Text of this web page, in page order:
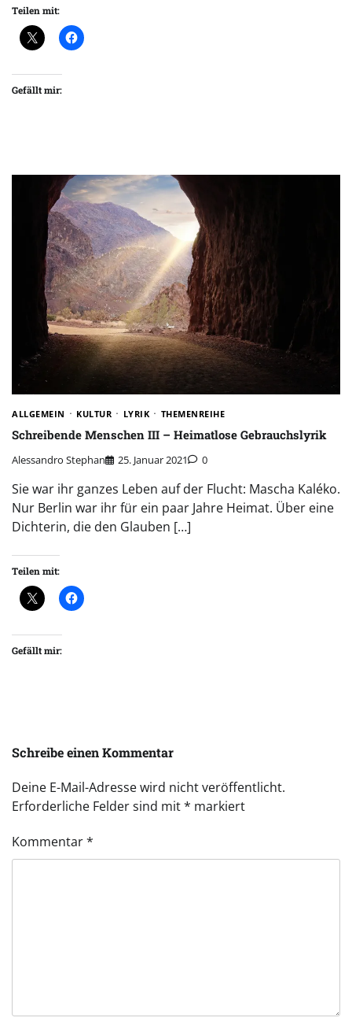
Teilen mit:
Gefällt mir:
ALLGEMEIN KULTUR LYRIK THEMENREIHE
Schreibende Menschen III – Heimatlose Gebrauchslyrik
Alessandro Stephan 25. Januar 2021 0
Sie war ihr ganzes Leben auf der Flucht: Mascha Kaléko.
Nur Berlin war ihr für ein paar Jahre Heimat. Über eine
Dichterin, die den Glauben […]
Teilen mit:
Gefällt mir:
Schreibe einen Kommentar
Deine E-Mail-Adresse wird nicht veröffentlicht.
Erforderliche Felder sind mit* markiert
Kommentar*